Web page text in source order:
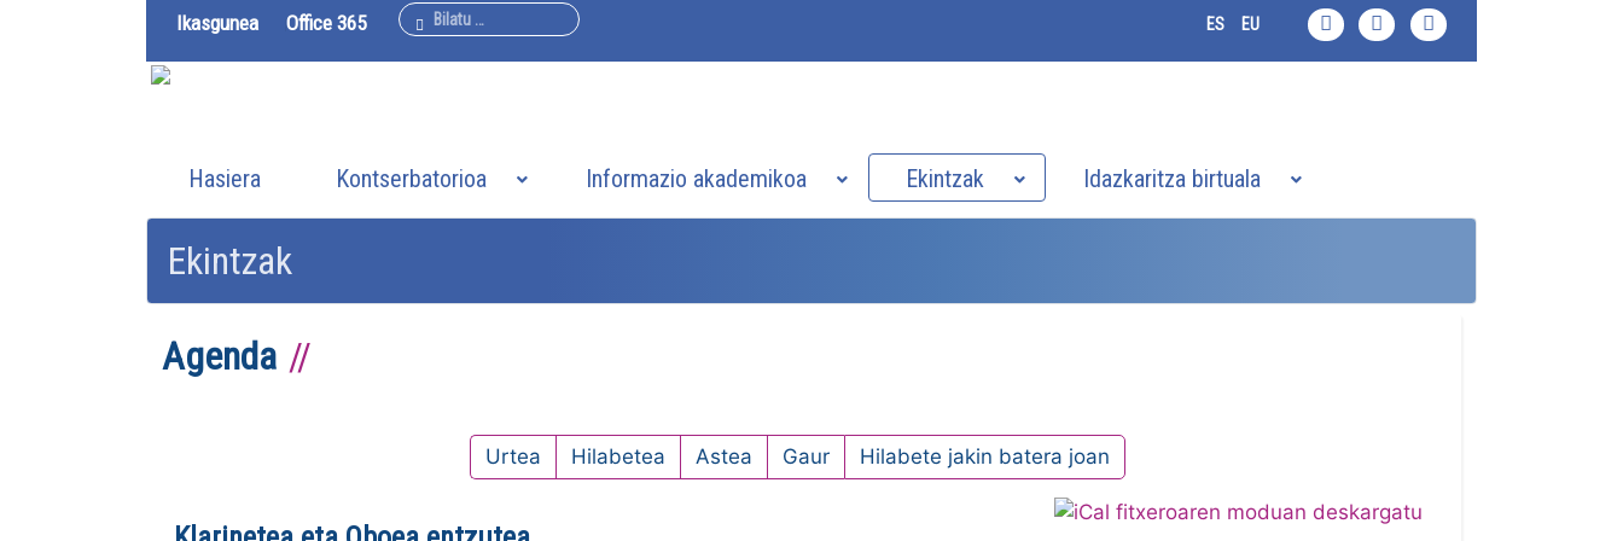
Ikasgunea Office 365 Bilatu ES EU
Hasiera Kontserbatorioa Informazio akademikoa Ekintzak Idazkaritza birtuala
Ekintzak
Agenda
Urtea Hilabetea Astea Gaur Hilabete jakin batera joan